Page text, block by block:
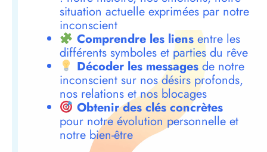
situation actuelle exprimées par notre
inconscient
Comprendre les liensentre les
différents symboles et parties du rêve
Décoder les messagesde notre
inconscient sur nos désirs profonds,
nos relations et nos blocages
Obtenir des clés concrètes
pour notre évolution personnelle et
notre bien-être